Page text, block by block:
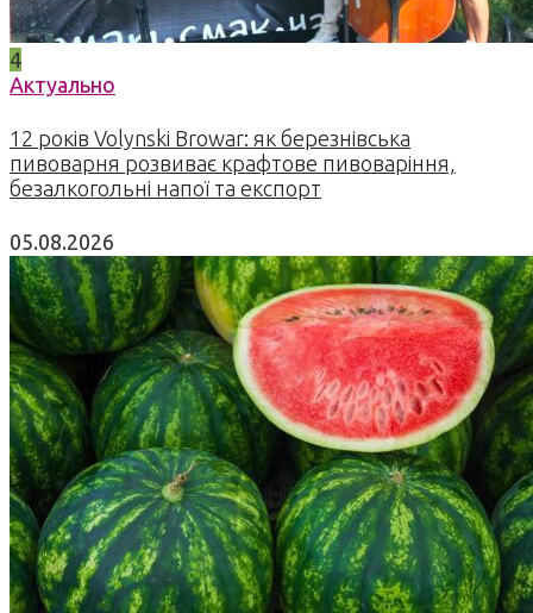
4
Актуально
12 років Volynski Browar: як березнівська
пивоварня розвиває крафтове пивоваріння,
безалкогольні напої та експорт
05.08.2026